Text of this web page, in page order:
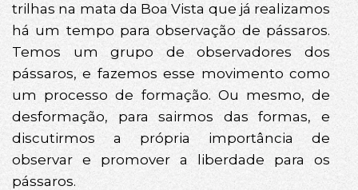
trilhas na mata da Boa Vista que já realizamos
há um tempo para observação de pássaros.
Temos um grupo de observadores dos
pássaros, e fazemos esse movimento como
um processo de formação. Ou mesmo, de
desformação, para sairmos das formas, e
discutirmos a própria importância de
observar e promover a liberdade para os
pássaros.